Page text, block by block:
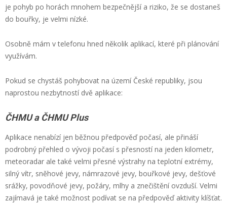
je pohyb po horách mnohem bezpečnější a riziko, že se dostaneš
do bouřky, je velmi nízké.
Osobně mám v telefonu hned několik aplikací, které při plánování
využívám.
Pokud se chystáš pohybovat na území České republiky, jsou
naprostou nezbytností dvě aplikace:
ČHMU a ČHMU Plus
Aplikace nenabízí jen běžnou předpověď počasí, ale přináší
podrobný přehled o vývoji počasí s přesností na jeden kilometr,
meteoradar ale také velmi přesné výstrahy na teplotní extrémy,
silný vítr, sněhové jevy, námrazové jevy, bouřkové jevy, dešťové
srážky, povodňové jevy, požáry, mlhy a znečištění ovzduší. Velmi
zajímavá je také možnost podívat se na předpověď aktivity klíšťat.